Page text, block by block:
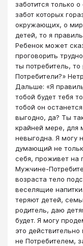
заботится только
забот которых
окружающих, о
детей, то я
Ребенок может
проговорить
ты потребитель,
Потребители?»
Дальше: «Я
тобой будет тебя
тобой он
выгодно, да? Ты
крайней мере, для
невыгодна. Я могу
думающий не
себя, проживет на
Мужчине-
возраста тело
веселящие
теряют детей,
родитель, даю
будет. Я могу
это
не Потребителем,